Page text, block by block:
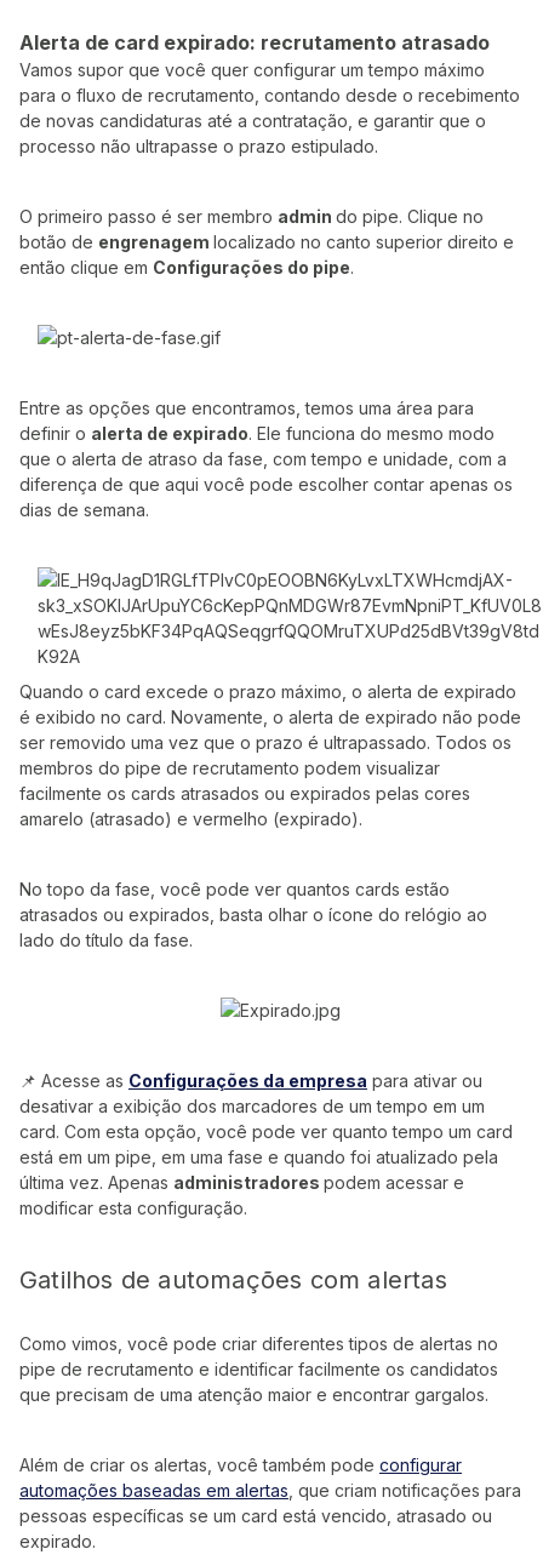
Alerta de card expirado: recrutamento atrasado
Vamos supor que você quer configurar um tempo máximo
para o fluxo de recrutamento, contando desde o recebimento
de novas candidaturas até a contratação, e garantir que o
processo não ultrapasse o prazo estipulado.
O primeiro passo é ser membro admin do pipe. Clique no
botão de engrenagem localizado no canto superior direito e
então clique em Configurações do pipe.
Entre as opções que encontramos, temos uma área para
definir o alerta de expirado. Ele funciona do mesmo modo
que o alerta de atraso da fase, com tempo e unidade, com a
diferença de que aqui você pode escolher contar apenas os
dias de semana.
Quando o card excede o prazo máximo, o alerta de expirado
é exibido no card. Novamente, o alerta de expirado não pode
ser removido uma vez que o prazo é ultrapassado. Todos os
membros do pipe de recrutamento podem visualizar
facilmente os cards atrasados ou expirados pelas cores
amarelo (atrasado) e vermelho (expirado).
No topo da fase, você pode ver quantos cards estão
atrasados ou expirados, basta olhar o ícone do relógio ao
lado do título da fase.
📌 Acesse as Configurações da empresa para ativar ou
desativar a exibição dos marcadores de um tempo em um
card. Com esta opção, você pode ver quanto tempo um card
está em um pipe, em uma fase e quando foi atualizado pela
última vez. Apenas administradores podem acessar e
modificar esta configuração.
Gatilhos de automações com alertas
Como vimos, você pode criar diferentes tipos de alertas no
pipe de recrutamento e identificar facilmente os candidatos
que precisam de uma atenção maior e encontrar gargalos.
Além de criar os alertas, você também pode configurar
automações baseadas em alertas , que criam notificações para
pessoas específicas se um card está vencido, atrasado ou
expirado.